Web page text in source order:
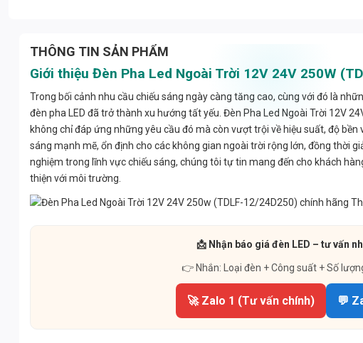
THÔNG TIN SẢN PHẨM
Giới thiệu Đèn Pha Led Ngoài Trời 12V 24V 250W
Trong bối cảnh nhu cầu chiếu sáng ngày càng tăng cao, cùng với đó là
đèn pha LED đã trở thành xu hướng tất yếu. Đèn Pha Led Ngoài Trời 12V
không chỉ đáp ứng những yêu cầu đó mà còn vượt trội về hiệu suất, độ
sáng mạnh mẽ, ổn định cho các không gian ngoài trời rộng lớn, đồng thời
nghiệm trong lĩnh vực chiếu sáng, chúng tôi tự tin mang đến cho khách
thiện với môi trường.
📩 Nhận báo giá đèn LED – tư vấn
👉 Nhắn: Loại đèn + Công suất + Số
🚀 Zalo 1 (Tư vấn chính) 💬